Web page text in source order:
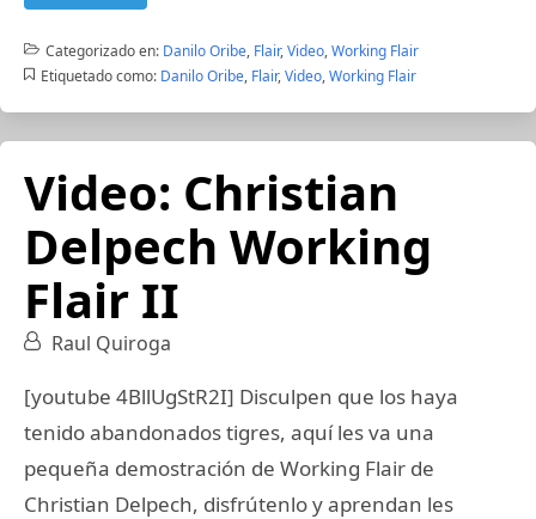
Categorizado en: Danilo Oribe, Flair,Video,Working Flair
Etiquetado como: Danilo Oribe, Flair,Video,Working Flair
Video: Christian
Delpech Working
Flair II
Raul Quiroga
[youtube 4BllUgStR2I] Disculpen que los haya
tenido abandonados tigres, aquí les va una
pequeña demostración de Working Flair de
Christian Delpech, disfrútenlo y aprendan les